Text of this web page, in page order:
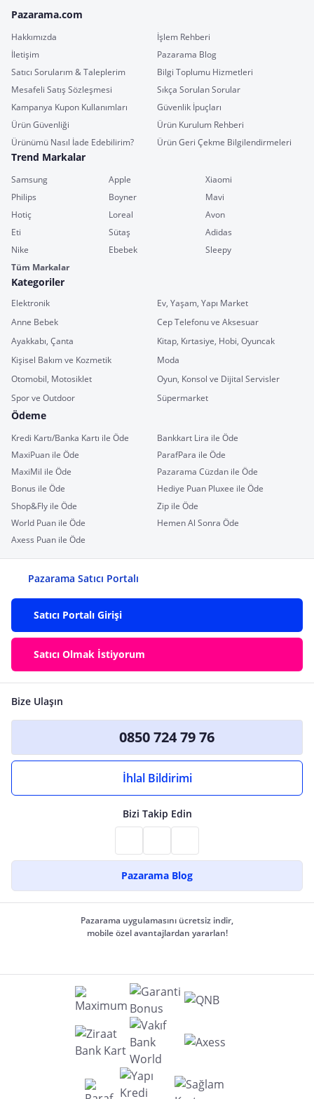
Pazarama.com
Hakkımızda
İşlem Rehberi
İletişim
Pazarama Blog
Satıcı Sorularım & Taleplerim
Bilgi Toplumu Hizmetleri
Mesafeli Satış Sözleşmesi
Sıkça Sorulan Sorular
Kampanya Kupon Kullanımları
Güvenlik İpuçları
Ürün Güvenliği
Ürün Kurulum Rehberi
Ürünümü Nasıl İade Edebilirim?
Ürün Geri Çekme Bilgilendirmeleri
Trend Markalar
Samsung Apple
Xiaomi
Philips
Boyner
Mavi
Hotiç
Loreal
Avon
Eti
Sütaş
Adidas
Nike
Ebebek
Sleepy
Tüm Markalar
Kategoriler
Elektronik
Ev, Yaşam, Yapı Market
Anne Bebek
Cep Telefonu ve Aksesuar
Ayakkabı, Çanta
Kitap, Kırtasiye, Hobi, Oyuncak
Kişisel Bakım ve Kozmetik
Moda
Otomobil, Motosiklet
Oyun, Konsol ve Dijital Servisler
Spor ve Outdoor
Süpermarket
Ödeme
Kredi Kartı/Banka Kartı ile Öde
Bankkart Lira ile Öde
MaxiPuan ile Öde
ParafPara ile Öde
MaxiMil ile Öde
Pazarama Cüzdan ile Öde
Bonus ile Öde
Hediye Puan Pluxee ile Öde
Shop&Fly ile Öde
Zip ile Öde
World Puan ile Öde
Hemen Al Sonra Öde
Axess Puan ile Öde
Pazarama Satıcı Portalı
Satıcı Portalı Girişi
Satıcı Olmak İstiyorum
Bize Ulaşın
0850 724 79 76
İhlal Bildirimi
Bizi Takip Edin
Pazarama Blog
Pazarama uygulamasını ücretsiz indir,
mobile özel avantajlardan yararlan!